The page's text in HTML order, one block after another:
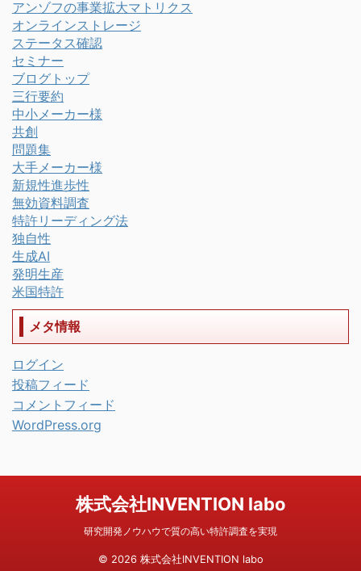
アンゾフの事業拡大マトリクス
オンラインストレージ
ステータス確認
セミナー
ブログトップ
三行要約
中小メーカー様
共創
問題集
大手メーカー様
新規性進歩性
無効資料調査
特許リーディング法
独自性
生成AI
発明生産
米国特許
メタ情報
ログイン
投稿フィード
コメントフィード
WordPress.org
株式会社INVENTION labo
研究開発ノウハウで質の高い特許調査を実現
© 2026 株式会社INVENTION labo